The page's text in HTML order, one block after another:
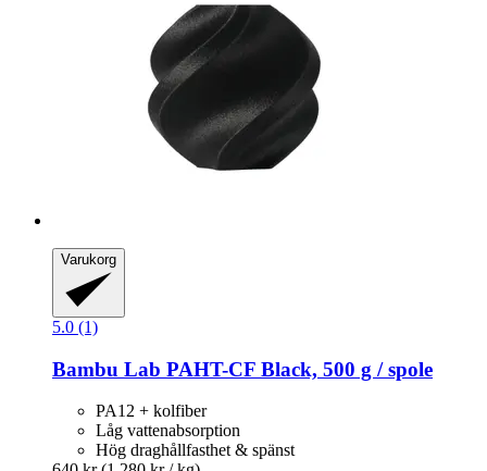
Varukorg
5.0 (1)
Bambu Lab PAHT-​CF Black, 500 g / spole
PA12 + kolfiber
Låg vattenabsorption
Hög draghållfasthet & spänst